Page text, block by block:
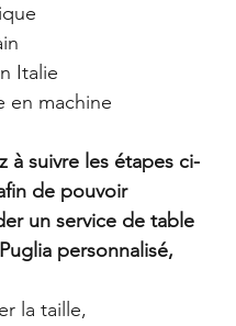
Italie
en machine
à suivre les étapes ci-
de pouvoir
un service de table
personnalisé,
la taille,